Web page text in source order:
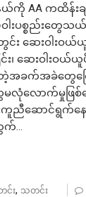
ကို AA ကထိန်း
းပစ္စည်းတွေ
ဆေးဝါးဝယ်ယူရ
၊ ဆေးဝါးဝယ်ယူ
အခက်အခဲတွေကြ
လောက်မှုဖြစ်ပ
ကူညီဆောင်ရွက်နေ
…
င်း, သတင်း